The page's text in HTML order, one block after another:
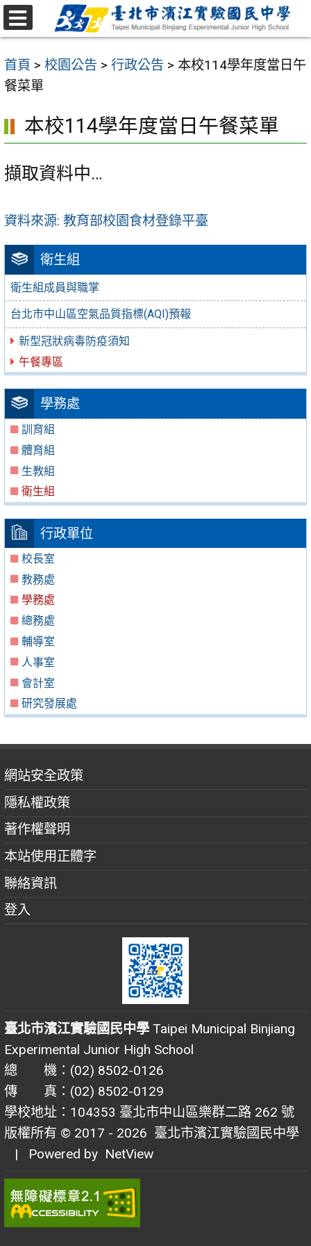
跳
至
要
內
區
首頁 > 校園公告 > 行政公告 > 本校114學年度當日午
餐菜單
衛生組
衛生組成員與職掌
台北市中山區空氣品質指標(AQI)預報
新型冠狀病毒防疫須知
午餐專區
學務處
訓育組
體育組
生教組
衛生組
行政單位
校長室
教務處
學務處
總務處
輔導室
人事室
會計室
研究發展處
本校114學年度當日午餐菜單
擷取資料中…
資料來源: 教育部校園食材登錄平臺
網站安全政策
隱私權政策
著作權聲明
本站使用正體字
聯絡資訊
登入
臺北市濱江實驗國民中學 Taipei Municipal Binjiang
Experimental Junior High School
總 機：(02) 8502-0126
傳 真：(02) 8502-0129
學校地址：104353 臺北市中山區樂群二路 262 號
版權所有 © 2017 - 2026 臺北市濱江實驗國民中學
| Powered by NetView
選
單